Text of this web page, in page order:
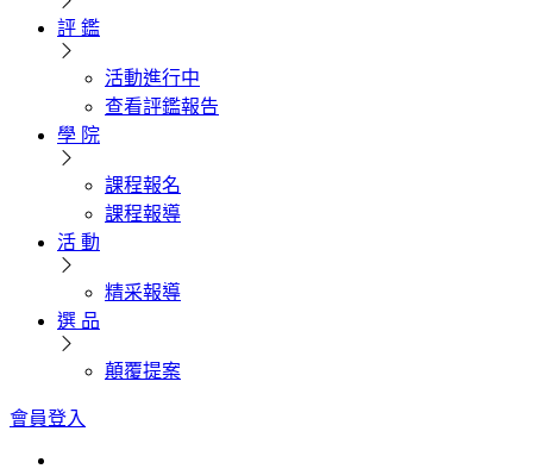
評 鑑
活動進行中
查看評鑑報告
學 院
課程報名
課程報導
活 動
精采報導
選 品
顛覆提案
會員登入